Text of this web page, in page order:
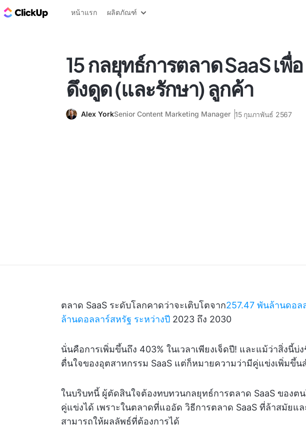
บล็อก ClickUp
หน้าแรก ผลิตภัณฑ์
15 กลยุทธ์การตลาด SaaS เพื่อ
ดึงดูด (และรักษา) ลูกค้า
Alex YorkSenior Content Marketing Manager 15 กุมภาพันธ์ 2567
ตลาด SaaS ระดับโลกคาดว่าจะเติบโตจาก257.47 พันล้านดอล
ล้านดอลลาร์สหรัฐ ระหว่างปี 2023 ถึง 2030
นั่นคือการเพิ่มขึ้นถึง 403% ในเวลาเพียงเจ็ดปี! และแม้ว่าสิ่งนี้บ่
ตื่นใจของอุตสาหกรรม SaaS แต่ก็หมายความว่ามีคู่แข่งเพิ่มขึ้น
ในบริบทนี้ ผู้ตัดสินใจต้องทบทวนกลยุทธ์การตลาด SaaS ของต
คู่แข่งได้ เพราะในตลาดที่แออัด วิธีการตลาด SaaS ที่ล้าสมัยแ
สามารถให้ผลลัพธ์ที่ต้องการได้